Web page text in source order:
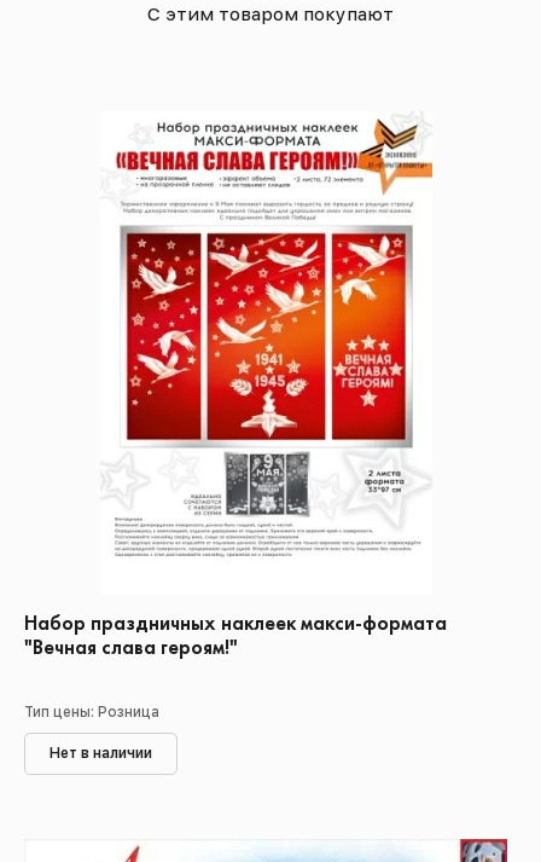
С этим товаром покупают
Набор праздничных наклеек макси-формата
"Вечная слава героям!"
Тип цены: Розница
Нет в наличии